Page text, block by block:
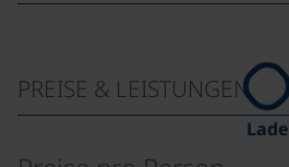
Lade
PREISE & LEISTUNGEN